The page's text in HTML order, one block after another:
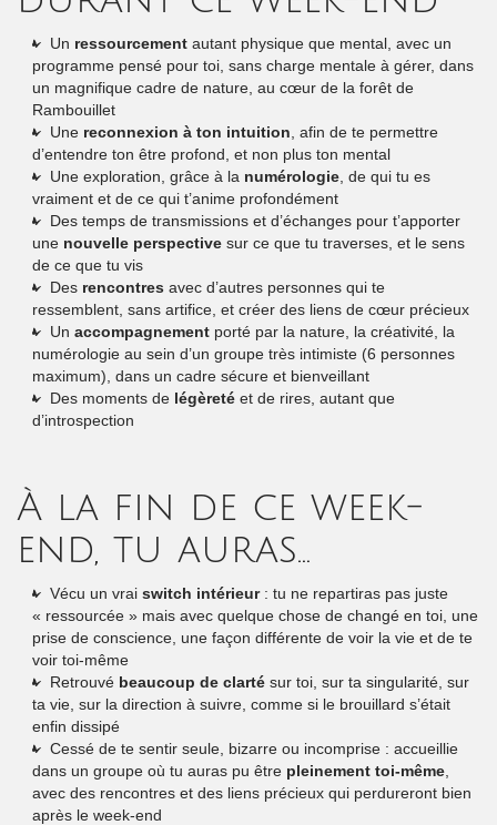
Un ressourcement autant physique que mental, avec un
programme pensé pour toi, sans charge mentale à gérer, dans
un magnifique cadre de nature, au cœur de la forêt de
Rambouillet
Une reconnexion à ton intuition , afin de te permettre
d’entendre ton être profond, et non plus ton mental
Une exploration, grâce à la numérologie , de qui tu es
vraiment et de ce qui t’anime profondément
Des temps de transmissions et d’échanges pour t’apporter
une nouvelle perspective sur ce que tu traverses, et le sens
de ce que tu vis
Des rencontres avec d’autres personnes qui te
ressemblent, sans artifice, et créer des liens de cœur précieux
Unaccompagnement porté par la nature, la créativité, la
numérologie au sein d’un groupe très intimiste (6 personnes
maximum), dans un cadre sécure et bienveillant
Des moments de légèreté et de rires, autant que
d’introspection
À la fin de ce week-
end, tu auras…
Vécu un vrai switch intérieur: tu ne repartiras pas juste
« ressourcée » mais avec quelque chose de changé en toi, une
prise de conscience, une façon différente de voir la vie et de te
voir toi-même
Retrouvé beaucoup de clarté sur toi, sur ta singularité, sur
ta vie, sur la direction à suivre, comme si le brouillard s’était
enfin dissipé
Cessé de te sentir seule, bizarre ou incomprise : accueillie
dans un groupe où tu auras pu être pleinement toi-même
avec des rencontres et des liens précieux qui perdureront bien
après le week-end